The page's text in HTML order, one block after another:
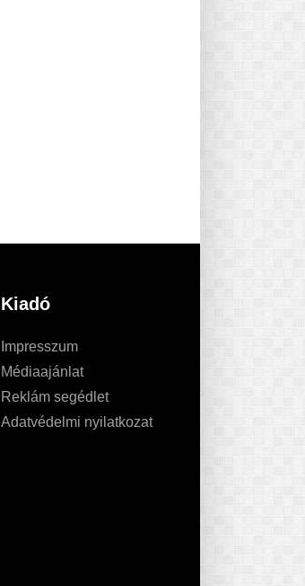
Kiadó
Impresszum
Médiaajánlat
Reklám segédlet
Adatvédelmi nyilatkozat